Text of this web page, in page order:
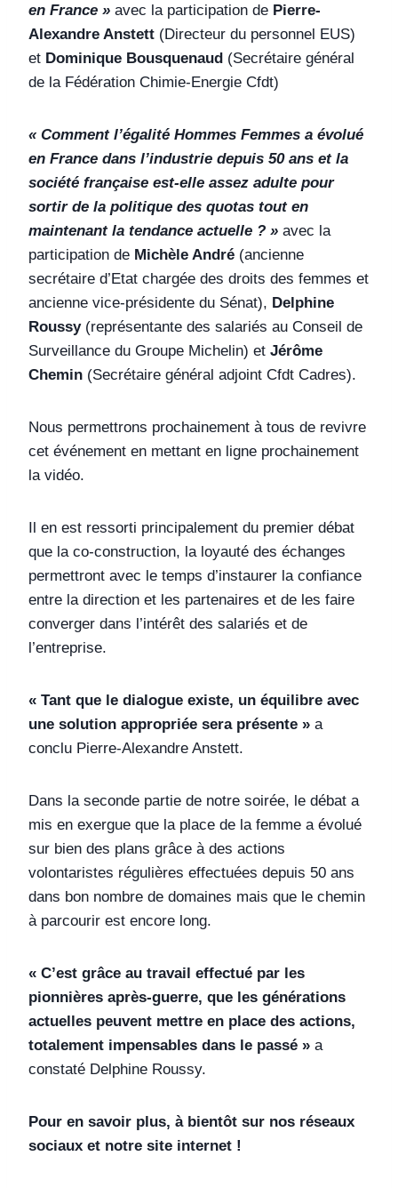
en France » avec la participation de Pierre-
Alexandre Anstett (Directeur du personnel EUS)
et Dominique Bousquenaud (Secrétaire général
de la Fédération Chimie-Energie Cfdt)
« Comment l’égalité Hommes Femmes a évolué
en France dans l’industrie depuis 50 ans et la
société française est-elle assez adulte pour
sortir de la politique des quotas tout en
maintenant la tendance actuelle ? » avec la
participation de Michèle André (ancienne
secrétaire d’Etat chargée des droits des femmes et
ancienne vice-présidente du Sénat), Delphine
Roussy(représentante des salariés au Conseil de
Surveillance du Groupe Michelin) et Jérôme
Chemin (Secrétaire général adjoint Cfdt Cadres).
Nous permettrons prochainement à tous de revivre
cet événement en mettant en ligne prochainement
la vidéo.
Il en est ressorti principalement du premier débat
que la co-construction, la loyauté des échanges
permettront avec le temps d’instaurer la confiance
entre la direction et les partenaires et de les faire
converger dans l’intérêt des salariés et de
l’entreprise.
« Tant que le dialogue existe, un équilibre avec
une solution appropriée sera présente » a
conclu Pierre-Alexandre Anstett.
Dans la seconde partie de notre soirée, le débat a
mis en exergue que la place de la femme a évolué
sur bien des plans grâce à des actions
volontaristes régulières effectuées depuis 50 ans
dans bon nombre de domaines mais que le chemin
à parcourir est encore long.
« C’est grâce au travail effectué par les
pionnières après-guerre, que les générations
actuelles peuvent mettre en place des actions,
totalement impensables dans le passé » a
constaté Delphine Roussy.
Pour en savoir plus, à bientôt sur nos réseaux
sociaux et notre site internet !